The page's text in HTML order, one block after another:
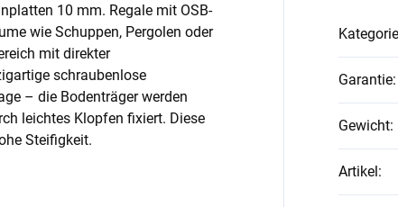
10 mm. Regale mit OSB-
wie Schuppen, Pergolen oder
mit direkter
schraubenlose
– die Bodenträger werden
leichtes Klopfen fixiert. Diese
Steifigkeit.
Kategorie
Garantie:
Gewicht:
Artikel: